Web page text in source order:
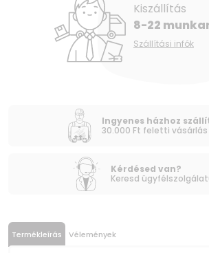
Kiszállítás
8-22
Szállítási infók
Ingyenes házhoz
30.000 Ft feletti
Kérdésed van?
Keresd
Termékleírás Vélemények